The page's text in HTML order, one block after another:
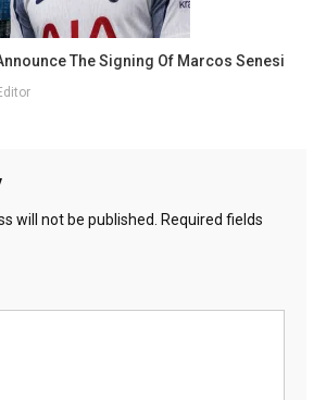
The Signing Of Marcos Senesi
will not be published.
Required fields